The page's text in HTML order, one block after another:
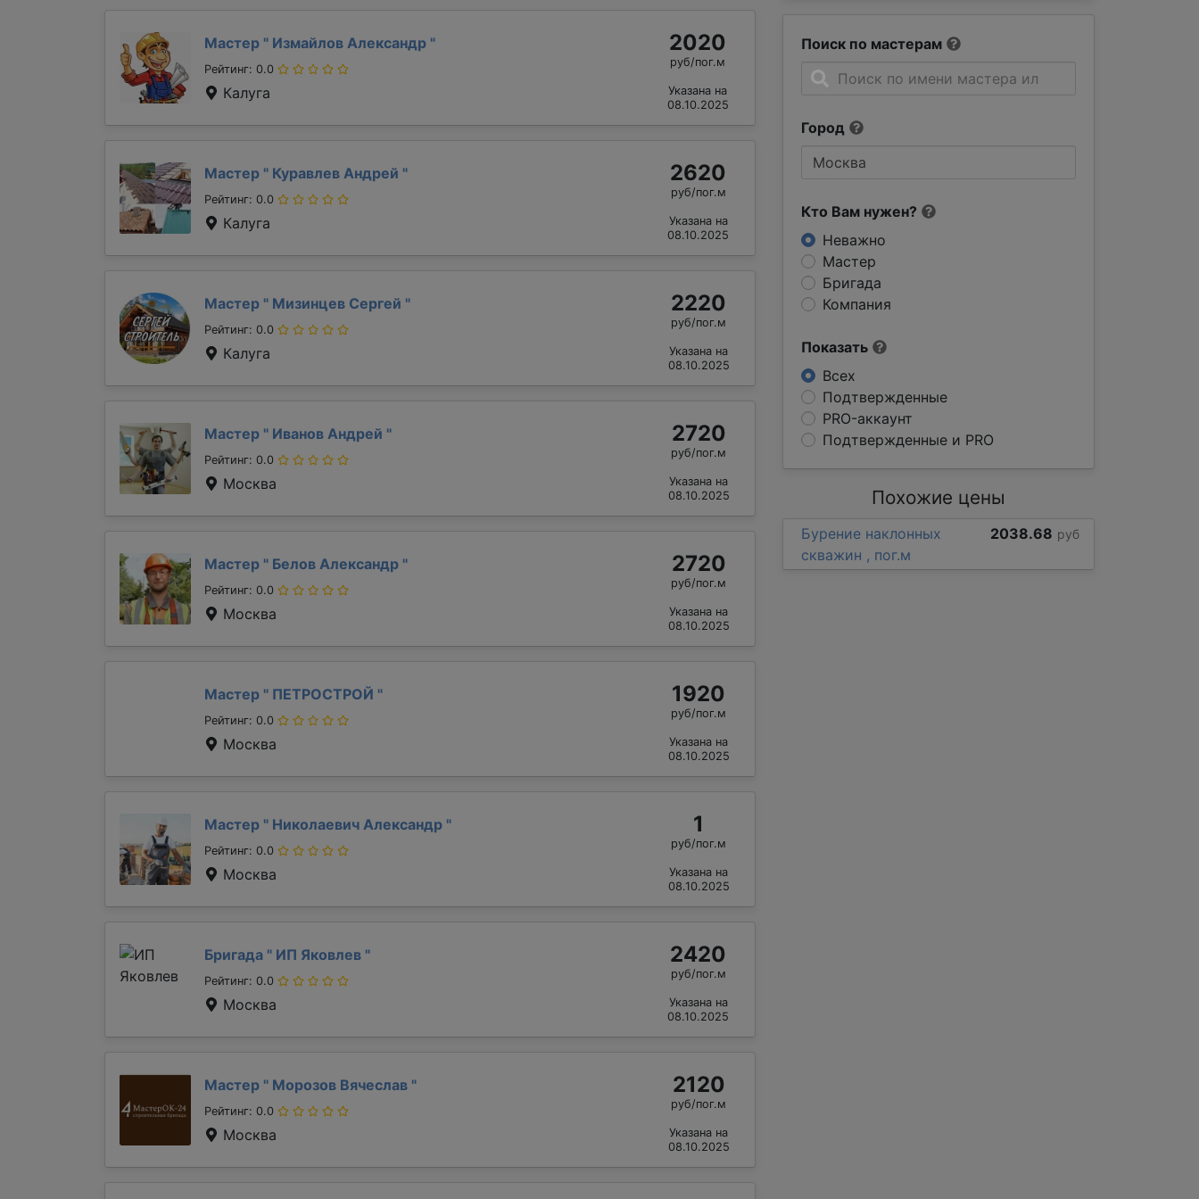
Поиск по мастерам
Город
Кто Вам нужен?
Неважно
Мастер
Бригада
Компания
Показать
Всех
Подтвержденные
PRO-аккаунт
Подтвержденные и PRO
Мастер " Измайлов Александр "
Рейтинг: 0.0
Калуга
2020
руб/пог.м
Указана на
08.10.2025
Мастер " Куравлев Андрей "
Рейтинг: 0.0
Калуга
2620
руб/пог.м
Указана на
08.10.2025
Мастер " Мизинцев Сергей "
Рейтинг: 0.0
Калуга
2220
руб/пог.м
Указана на
08.10.2025
Мастер " Иванов Андрей "
Рейтинг: 0.0
Москва
2720
руб/пог.м
Указана на
08.10.2025
Мастер " Белов Александр "
Рейтинг: 0.0
Москва
2720
руб/пог.м
Указана на
08.10.2025
Мастер " ПЕТРОСТРОЙ "
Рейтинг: 0.0
Москва
1920
руб/пог.м
Указана на
08.10.2025
Мастер " Николаевич Александр "
Рейтинг: 0.0
Москва
1
руб/пог.м
Указана на
08.10.2025
Бригада " ИП Яковлев "
Рейтинг: 0.0
Москва
2420
руб/пог.м
Указана на
08.10.2025
Мастер " Морозов Вячеслав "
Рейтинг: 0.0
Москва
2120
руб/пог.м
Указана на
08.10.2025
Похожие цены
Бурение наклонных
скважин , пог.м
2038.68 руб